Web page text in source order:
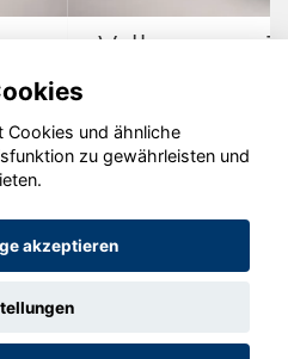
GmbH 2020 - 2026
Cookies und ähnliche
zu gewährleisten und
akzeptieren